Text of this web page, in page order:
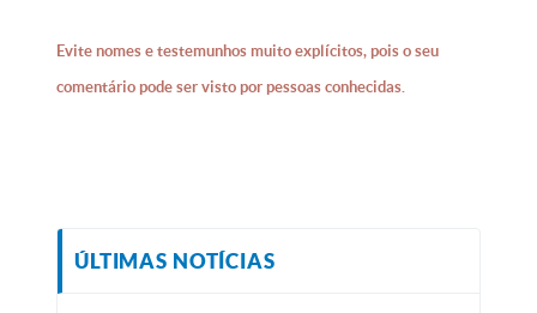
Evite nomes e testemunhos muito explícitos, pois o seu
comentário pode ser visto por pessoas conhecidas.
ÚLTIMAS NOTÍCIAS